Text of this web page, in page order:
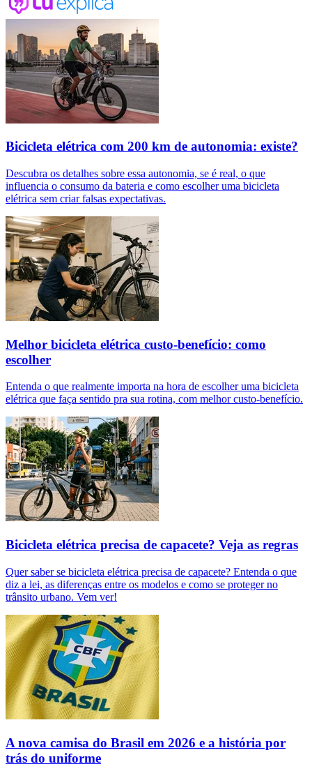
Bicicleta elétrica com 200 km de autonomia: existe?
Descubra os detalhes sobre essa autonomia, se é real, o que
influencia o consumo da bateria e como escolher uma bicicleta
elétrica sem criar falsas expectativas.
Melhor bicicleta elétrica custo-benefício: como
escolher
Entenda o que realmente importa na hora de escolher uma bicicleta
elétrica que faça sentido pra sua rotina, com melhor custo-benefício.
Bicicleta elétrica precisa de capacete? Veja as regras
Quer saber se bicicleta elétrica precisa de capacete? Entenda o que
diz a lei, as diferenças entre os modelos e como se proteger no
trânsito urbano. Vem ver!
A nova camisa do Brasil em 2026 e a história por
trás do uniforme